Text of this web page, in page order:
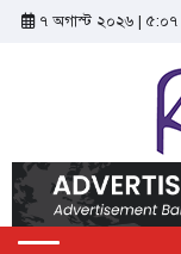
৭ অগাস্ট ২০২৬ | ৫:০৭